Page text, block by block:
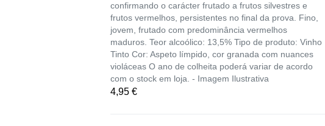
confirmando o carácter frutado a frutos silvestres e
frutos vermelhos, persistentes no final da prova. Fino,
jovem, frutado com predominância vermelhos
maduros. Teor alcoólico: 13,5% Tipo de produto: Vinho
Tinto Cor: Aspeto límpido, cor granada com nuances
violáceas O ano de colheita poderá variar de acordo
com o stock em loja. - Imagem Ilustrativa
4,95 €